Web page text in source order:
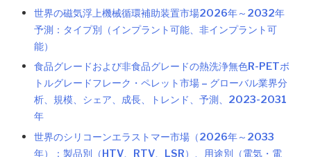
世界の磁気浮上機械循環補助装置市場2026年～2032年
予測：タイプ別（インプラント可能、非インプラント可
能）
食品グレードおよび非食品グレードの熱洗浄無色R-PETボ
トルグレードフレーク・ペレット市場 – グローバル業界分
析、規模、シェア、成長、トレンド、予測、2023-2031
年
世界のシリコーンエラストマー市場（2026年～2033
年）：製品別（HTV、RTV、LSR）、用途別（電気・電